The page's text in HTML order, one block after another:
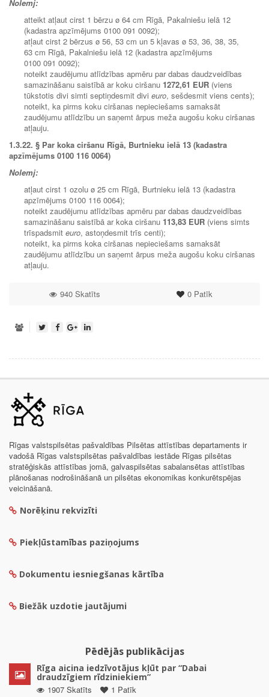
Nolemj:
atteikt atļaut cirst 1 bērzu ø 64 cm Rīgā, Pakalniešu ielā 12
(kadastra apzīmējums 0100 091 0092);
atļaut cirst 2 bērzus ø 56, 53 cm un 5 kļavas ø 53, 36, 38, 35,
63 cm Rīgā, Pakalniešu ielā 12 (kadastra apzīmējums
0100 091 0092);
noteikt zaudējumu atlīdzības apmēru par dabas daudzveidības
samazināšanu saistībā ar koku ciršanu 1272,61 EUR (viens
tūkstotis divi simti septiņdesmit divi euro, sešdesmit viens cents);
noteikt, ka pirms koku ciršanas nepieciešams samaksāt
zaudējumu atlīdzību un saņemt ārpus meža augošu koku ciršanas
atļauju.
1.3.22. § Par koka ciršanu Rīgā, Burtnieku ielā 13 (kadastra
apzīmējums 0100 116 0064)
Nolemj:
atļaut cirst 1 ozolu ø 25 cm Rīgā, Burtnieku ielā 13 (kadastra
apzīmējums 0100 116 0064);
noteikt zaudējumu atlīdzības apmēru par dabas daudzveidības
samazināšanu saistībā ar koka ciršanu 113,83 EUR (viens simts
trīspadsmit euro, astoņdesmit trīs centi);
noteikt, ka pirms koka ciršanas nepieciešams samaksāt
zaudējumu atlīdzību un saņemt ārpus meža augošu koku ciršanas
atļauju.
0Patīk
940 Skatīts
Rīgas valstspilsētas pašvaldības Pilsētas attīstības departaments ir
vadošā Rīgas valstspilsētas pašvaldības iestāde Rīgas pilsētas
stratēģiskās attīstības jomā, galvaspilsētas sabalansētas attīstības
plānošanas nodrošināšanā un pilsētas ekonomikas konkurētspējas
veicināšanā.
Norēķinu rekvizīti
Piekļūstamības paziņojums
Dokumentu iesniegšanas kārtība
Biežāk uzdotie jautājumi
Pēdējās publikācijas
Rīga aicina iedzīvotājus kļūt par “Dabai
draudzīgiem rīdziniekiem”
1907 Skatīts
1 Patīk